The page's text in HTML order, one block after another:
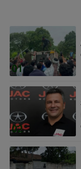
01
02